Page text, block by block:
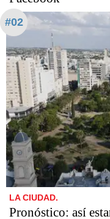
#02
LA CIUDAD.
Pronóstico: así